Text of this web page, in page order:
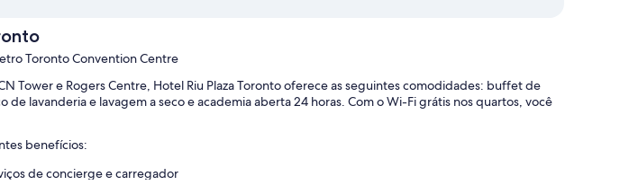
Toronto Convention Centre
Tower e Rogers Centre, Hotel Riu Plaza Toronto oferece as seguintes comodidades: buffet de
de lavanderia e lavagem a seco e academia aberta 24 horas. Com o Wi-Fi grátis nos quartos, você
benefícios:
de concierge e carregador